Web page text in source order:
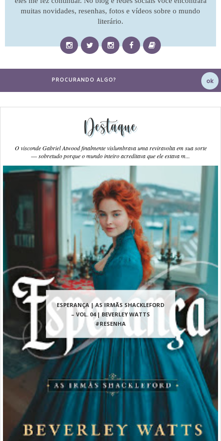
muitas novidades, resenhas, fotos e vídeos sobre o mundo
literário.
Destaque
ESPERANÇA | AS IRMÃS SHACKLEFORD
– VOL. 04 | BEVERLEY WATTS
#RESENHA
O visconde Gabriel Atwood finalmente vislumbrava uma reviravolta em sua sorte
― sobretudo porque o mundo inteiro acreditava que ele estava m...